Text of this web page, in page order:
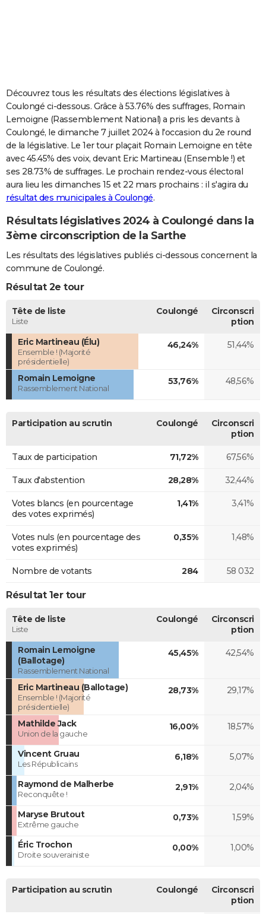
Carte de Noël
Carte Bonne année
Carte Saint-Valentin
Carte Pâques
Carte d'anniversaire
DICTIONNAIRE
Dictionnaire
Biographies
Citations
Expressions
Proverbes
PROGRAMME TV
COPAINS D'AVANT
S'inscrire
Se connecter
Lycées
Collèges
Primaires
Universités
Entreprises
Service militaire
Avis de recherche
AVIS DE DÉCÈS
Découvrez tous les résultats des élections législatives à
Coulongé ci-dessous. Grâce à 53.76% des suffrages, Romain
Lemoigne (Rassemblement National) a pris les devants à
Coulongé, le dimanche 7 juillet 2024 à l'occasion du 2e round
de la législative. Le 1er tour plaçait Romain Lemoigne en tête
avec 45.45% des voix, devant Eric Martineau (Ensemble !) et
ses 28.73% de suffrages. Le prochain rendez-vous électoral
aura lieu les dimanches 15 et 22 mars prochains : il s'agira du
résultat des municipales à Coulongé.
Résultats législatives 2024 à Coulongé dans la
3ème circonscription de la Sarthe
Les résultats des législatives publiés ci-dessous concernent la
commune de Coulongé.
Résultat 2e tour
Tête de liste
Liste
Coulongé
Circonscri
ption
Eric Martineau (Élu)
Ensemble ! (Majorité
présidentielle)
46,24% 51,44%
Romain Lemoigne
Rassemblement National
53,76% 48,56%
Participation au scrutin Coulongé
Circonscri
ption
Taux de participation 71,72% 67,56%
Taux d'abstention 28,28% 32,44%
Votes blancs (en pourcentage
des votes exprimés)
1,41% 3,41%
Votes nuls (en pourcentage des
votes exprimés)
0,35% 1,48%
Nombre de votants 284 58 032
Résultat 1er tour
Tête de liste
Liste
Coulongé
Circonscri
ption
Romain Lemoigne
(Ballotage)
Rassemblement National
45,45% 42,54%
Eric Martineau (Ballotage)
Ensemble ! (Majorité
présidentielle)
28,73% 29,17%
Mathilde Jack
Union de la gauche
16,00% 18,57%
Vincent Gruau
Les Républicains
6,18% 5,07%
Raymond de Malherbe
Reconquête !
2,91% 2,04%
Maryse Brutout
Extrême gauche
0,73% 1,59%
Éric Trochon
Droite souverainiste
0,00% 1,00%
Participation au scrutin Coulongé
Circonscri
ption